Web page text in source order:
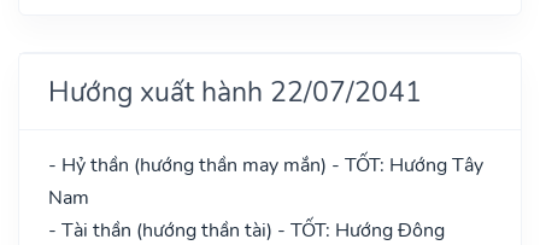
Hướng xuất hành 22/07/2041
- Hỷ thần (hướng thần may mắn) - TỐT: Hướng Tây
Nam
- Tài thần (hướng thần tài) - TỐT: Hướng Đông